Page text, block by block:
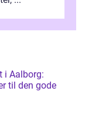
i Aalborg:
til den gode